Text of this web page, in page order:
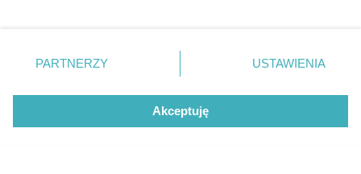
zmienić/wycofać klikając przycisk ustawień prywatności
znajdujący się w lewym dolnym rogu strony
rodzaje przetwarzania danych nie wymagają zgody
użytkownika, ale masz prawo sprzeciwić się takiemu
PARTNERZY USTAWIENIA
Akceptuję